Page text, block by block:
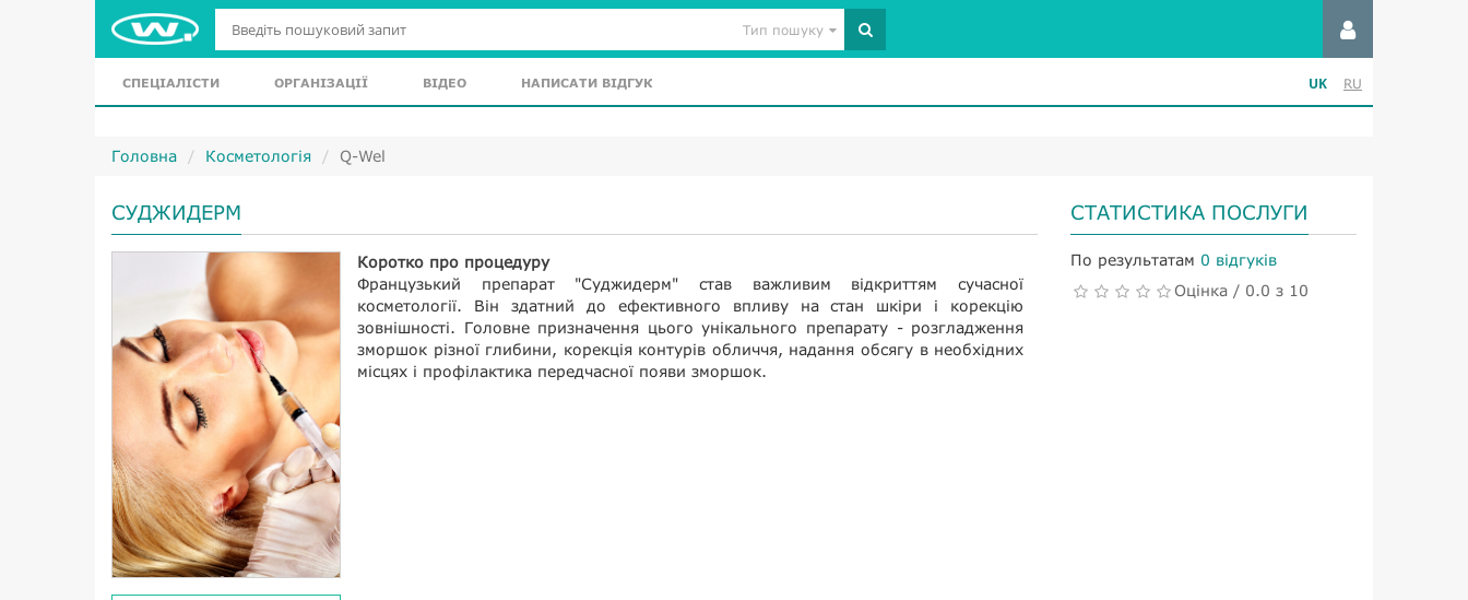
Тип пошуку
СПЕЦІАЛІСТИ ОРГАНІЗАЦІЇ ВІДЕО НАПИСАТИ ВІДГУК UK RU
Головна Косметологія Q-Wel
СУДЖИДЕРМ
Коротко про процедуру
Французький препарат "Суджидерм" став важливим відкриттям сучасної
косметології. Він здатний до ефективного впливу на стан шкіри і корекцію
зовнішності. Головне призначення цього унікального препарату - розгладження
зморшок різної глибини, корекція контурів обличчя, надання обсягу в необхідних
місцях і профілактика передчасної появи зморшок.
СТАТИСТИКА ПОСЛУГИ
По результатам 0 відгуків
Оцінка / 0.0 з 10